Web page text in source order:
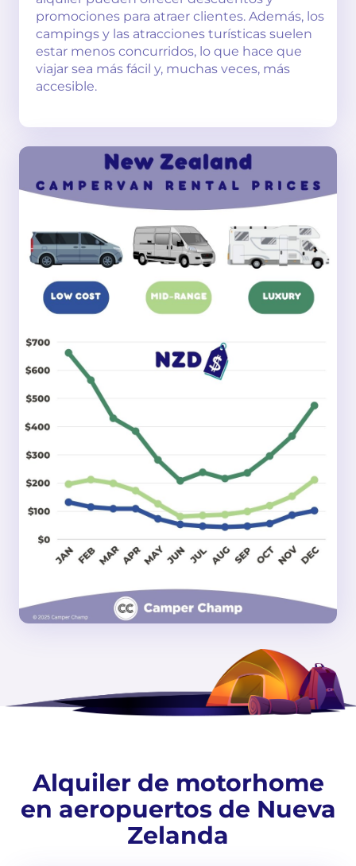
promociones para atraer clientes. Además, los
campings y las atracciones turísticas suelen
estar menos concurridos, lo que hace que
viajar sea más fácil y, muchas veces, más
accesible.
Alquiler de motorhome
en aeropuertos de Nueva
Zelanda